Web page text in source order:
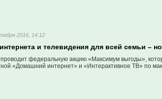
2016, 14:12
и телевидения для всей семьи –
федеральную акцию «Максимум выгоды»,
«Домашний интернет» и «Интерактивное ТВ» по